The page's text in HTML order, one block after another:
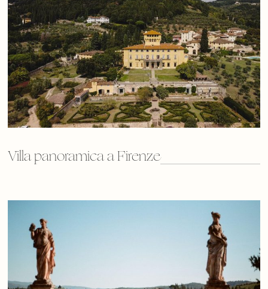
Villa panoramica a Firenze